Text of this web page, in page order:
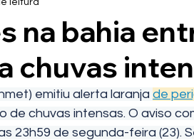
Contra Mulher
na bahia
chuvas
emitiu alerta laranja de
chuvas intensas. O aviso
23h59 de segunda-feira (23).